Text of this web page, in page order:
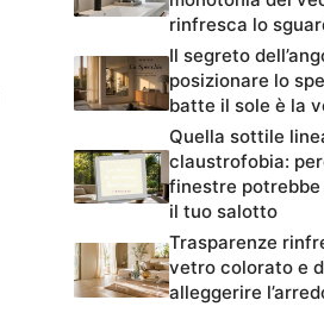
rinfresca lo
Il segreto
posizionare lo
batte il sole è la
Quella sottile
claustrofobia:
finestre
il tuo salotto
Trasparenze
vetro colorato e
alleggerire